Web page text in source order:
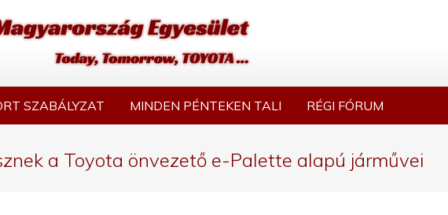
SZABÁLYZAT MINDEN PÉNTEKEN TALI RÉGI FÓRUM
a Toyota önvezető e-Palette alapú járművei